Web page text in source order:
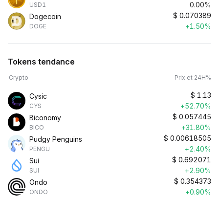
USD1
0.00%
Dogecoin
DOGE
$ 0.070389
+1.50%
Tokens tendance
Crypto Prix et 24H%
Cysic
CYS
$ 1.13
+52.70%
Biconomy
BICO
$ 0.057445
+31.80%
Pudgy Penguins
PENGU
$ 0.00618505
+2.40%
Sui
SUI
$ 0.692071
+2.90%
Ondo
ONDO
$ 0.354373
+0.90%